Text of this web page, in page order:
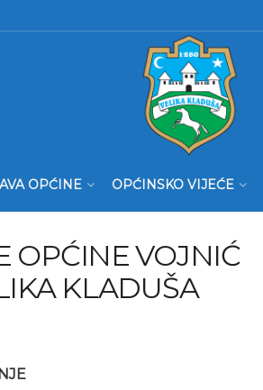
OPĆINE OPĆINSKO VIJEĆE
OPĆINE VOJNIĆ
KLADUŠA